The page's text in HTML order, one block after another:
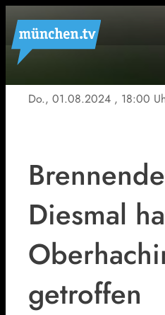
Do., 01.08.2024 , 18:00
Diesmal
getroffen